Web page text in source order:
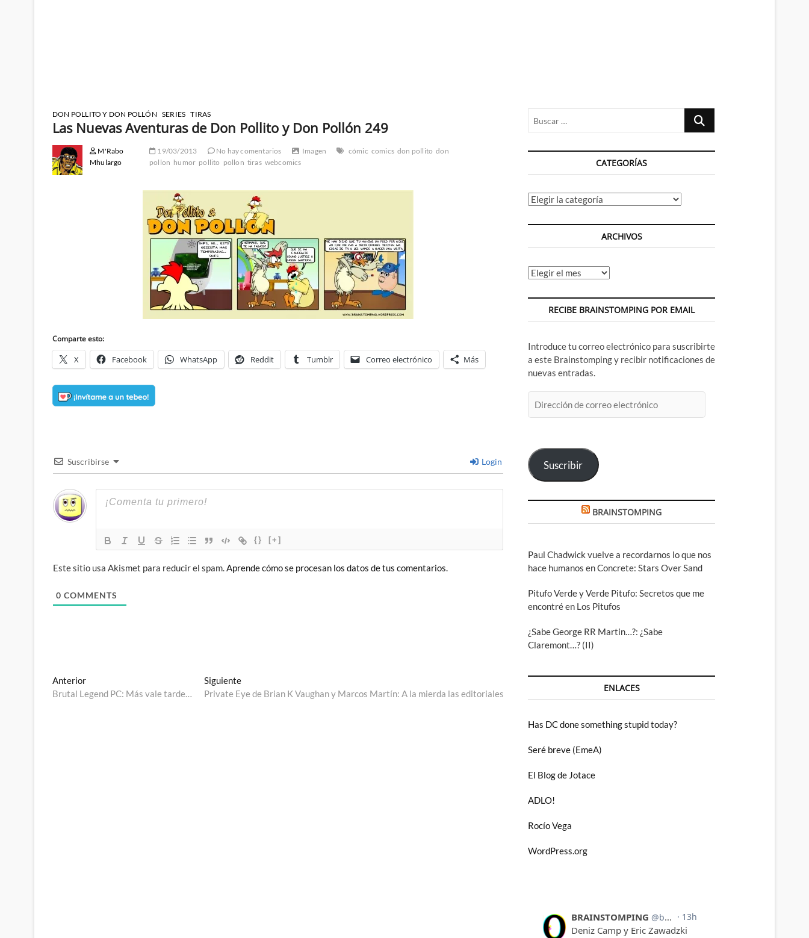
DON POLLITO Y DON POLLÓN SERIES TIRAS
Las Nuevas Aventuras de Don Pollito y Don Pollón 249
M'Rabo
Mhulargo
19/03/2013 No hay comentarios Imagen cómic comics don pollito don
pollon humor pollito pollon tiras webcomics
Comparte esto:
X Facebook WhatsApp Reddit Tumblr Correo electrónico Más
Suscribirse Login
{} [+]
Este sitio usa Akismet para reducir el spam.Aprende cómo se procesan los datos de tus comentarios.
0 COMMENTS
Navegación
de
AnteriorEntrada
anterior:
Brutal Legend PC: Más vale tarde…
SiguienteEntrada
siguiente:
Private Eye de Brian K Vaughan y Marcos Martín: A la mierda las editoriales
Buscar
CATEGORÍAS
Categorías
ARCHIVOS
Archivos
RECIBE BRAINSTOMPING POR EMAIL
Introduce tu correo electrónico para suscribirte
a este Brainstomping y recibir notificaciones de
nuevas entradas.
de
Suscribir
BRAINSTOMPING
Paul Chadwick vuelve a recordarnos lo que nos
hace humanos en Concrete: Stars Over Sand
Pitufo Verde y Verde Pitufo: Secretos que me
encontré en Los Pitufos
¿Sabe George RR Martin…?: ¿Sabe
Claremont…? (II)
ENLACES
Has DC done something stupid today?
Seré breve (EmeA)
El Blog de Jotace
ADLO!
Rocío Vega
WordPress.org